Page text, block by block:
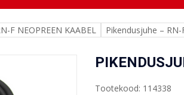
F NEOPREEN KAABEL Pikendusjuhe – RN-
Tootekood: 114338